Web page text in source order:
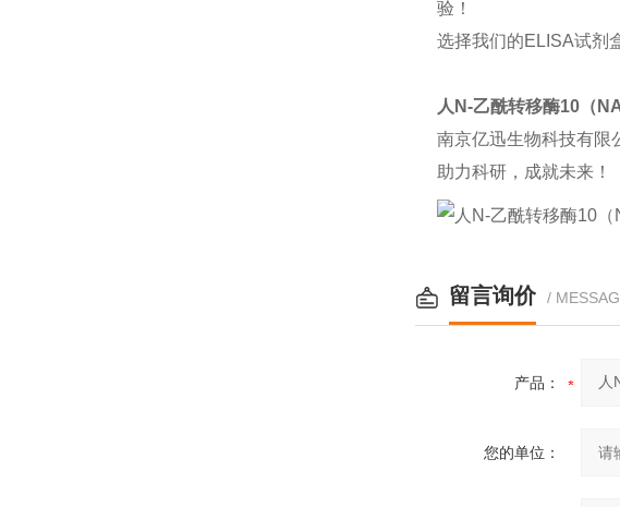
验！
选择我们的ELISA试剂
人N-乙酰转移酶10（
南京亿迅生物科技有限
助力科研，成就未来！
留言询价 /
产品：
您的单位：